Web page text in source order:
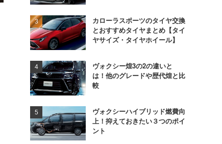
カローラスポーツのタイヤ交換
とおすすめタイヤまとめ【タイ
ヤサイズ・タイヤホイール】
ヴォクシー煌3の2の違いと
は！他のグレードや歴代煌と比
較
ヴォクシーハイブリッド燃費向
上！抑えておきたい３つのポイ
ント